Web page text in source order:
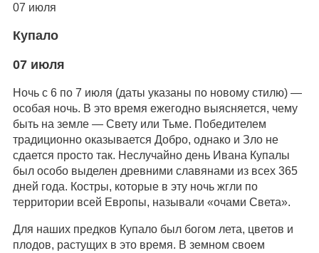
07 июля
Купало
07 июля
Ночь с 6 по 7 июля (даты указаны по новому стилю) —
особая ночь. В это время ежегодно выясняется, чему
быть на земле — Свету или Тьме. Победителем
традиционно оказывается Добро, однако и Зло не
сдается просто так. Неслучайно день Ивана Купалы
был особо выделен древними славянами из всех 365
дней года. Костры, которые в эту ночь жгли по
территории всей Европы, называли «очами Света».
Для наших предков Купало был богом лета, цветов и
плодов, растущих в это время. В земном своем